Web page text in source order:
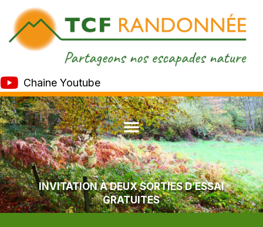
Chaine Youtube
INVITATION À DEUX SORTIES D’ESSAI
GRATUITES